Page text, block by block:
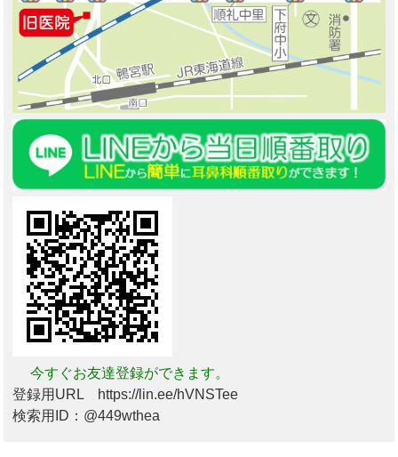
今すぐお友達登録ができます。
登録用URL https://lin.ee/hVNSTee
検索用ID：@449wthea